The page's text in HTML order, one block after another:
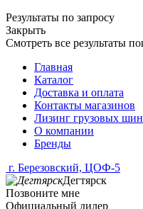
Результаты по запросу
Закрыть
Смотреть все результаты
Главная
Каталог
Доставка и оплата
Контакты магазинов
Лизинг грузовых шин
О компании
Бренды
г. Березовский, ЦОФ-5
Дегтярск
Позвоните мне
Официальный дилер